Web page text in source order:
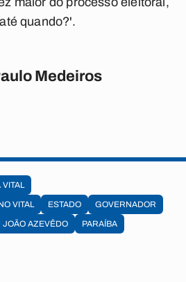
quando?'.
Medeiros
VITAL
ESTADO
GOVERNADOR
JOÃO AZEVÊDO
PARAÍBA